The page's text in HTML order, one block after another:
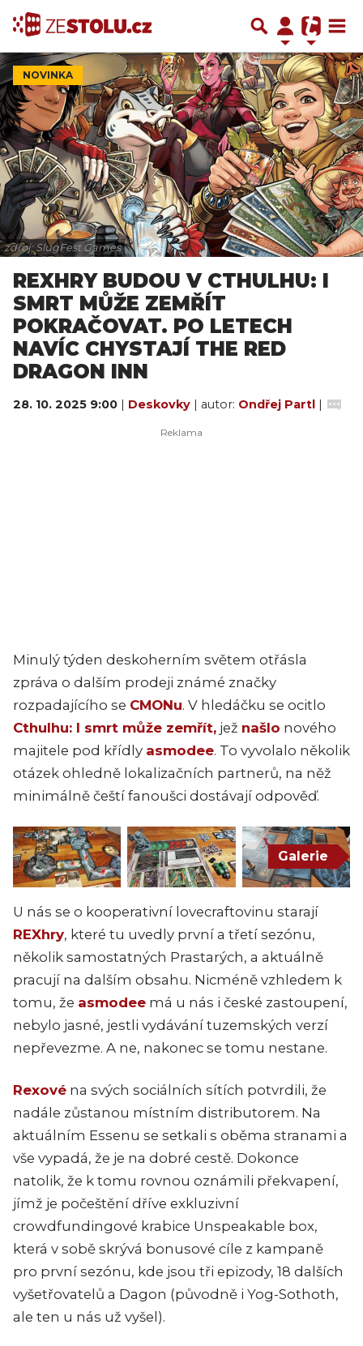
NOVINKA
zdroj: SlugFest Games
REXHRY BUDOU V CTHULHU: I
SMRT MŮŽE ZEMŘÍT
POKRAČOVAT. PO LETECH
NAVÍC CHYSTAJÍ THE RED
DRAGON INN
28. 10. 2025 9:00 | Deskovky | autor: Ondřej Partl |
Minulý týden deskoherním světem otřásla
zpráva o dalším prodeji známé značky
rozpadajícího se CMONu. V hledáčku se ocitlo
Cthulhu: I smrt může zemřít, jež našlo nového
majitele pod křídly asmodee. To vyvolalo několik
otázek ohledně lokalizačních partnerů, na něž
minimálně čeští fanoušci dostávají odpověď.
Galerie
U nás se o kooperativní lovecraftovinu starají
REXhry, které tu uvedly první a třetí sezónu,
několik samostatných Prastarých, a aktuálně
pracují na dalším obsahu. Nicméně vzhledem k
tomu, že asmodee má u nás i české zastoupení,
nebylo jasné, jestli vydávání tuzemských verzí
nepřevezme. A ne, nakonec se tomu nestane.
Rexové na svých sociálních sítích potvrdili, že
nadále zůstanou místním distributorem. Na
aktuálním Essenu se setkali s oběma stranami a
vše vypadá, že je na dobré cestě. Dokonce
natolik, že k tomu rovnou oznámili překvapení,
jímž je počeštění dříve exkluzivní
crowdfundingové krabice Unspeakable box,
která v sobě skrývá bonusové cíle z kampaně
pro první sezónu, kde jsou tři epizody, 18 dalších
vyšetřovatelů a Dagon (původně i Yog-Sothoth,
ale ten u nás už vyšel).